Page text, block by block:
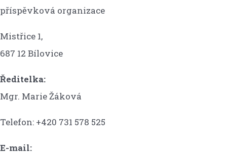
příspěvková organizace
Mistřice 1,
687 12 Bílovice
Ředitelka:
Mgr. Marie Žáková
Telefon: +420 731 578 525
E-mail: